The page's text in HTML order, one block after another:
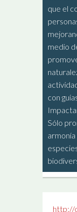
que el
medio
con
Sólo
armonía
http://